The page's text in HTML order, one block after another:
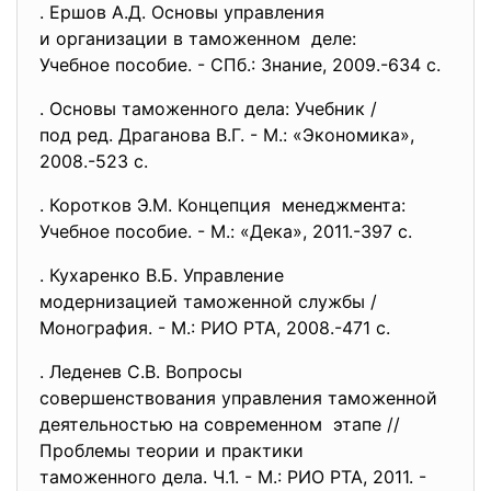
. Ершов А.Д. Основы управления
и организации в таможенном деле:
Учебное пособие. - СПб.: Знание, 2009.-634 с.
. Основы таможенного дела: Учебник /
под ред. Драганова В.Г. - М.: «Экономика»,
2008.-523 с.
. Коротков Э.М. Концепция менеджмента:
Учебное пособие. - М.: «Дека», 2011.-397 с.
. Кухаренко В.Б. Управление
модернизацией таможенной службы /
Монография. - М.: РИО РТА, 2008.-471 с.
. Леденев С.В. Вопросы
совершенствования управления таможенной
деятельностью на современном этапе //
Проблемы теории и практики
таможенного дела. Ч.1. - М.: РИО РТА, 2011. -